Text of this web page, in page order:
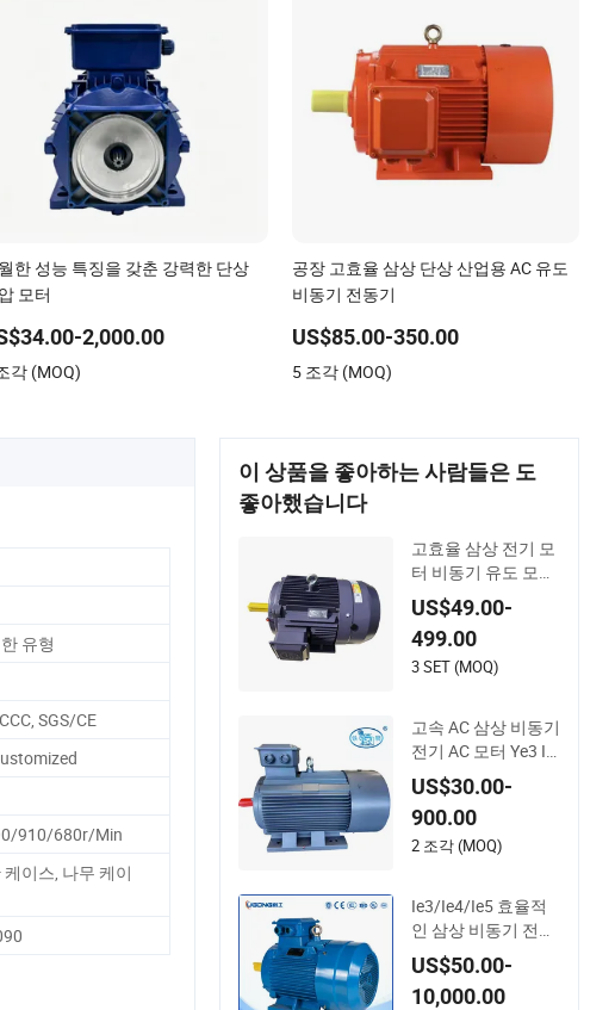
한 성능 특징을 갖춘 강력한 단상
모터
2,000.00
각 (MOQ)
공장 고효율 삼상 단상 산업용 AC 유도
비동기 전동기
US$85.00-350.00
5 조각 (MOQ)
유형
SGS/CE
910/680r/Min
케이스, 나무 케이
이 상품을 좋아하는 사람들은 도
좋아했습니다
고효율 삼상 전기 모
터 비동기 유도 모터
소형 전기 모터
US$49.00-
499.00
3 SET (MOQ)
고속 AC 삼상 비동기
전기 AC 모터 Ye3 Ie
3 시리즈 50Hz 380V
US$30.00-
900.00
2 조각 (MOQ)
Ie3/Ie4/Ie5 효율적
인 삼상 비동기 전기
AC 모터 유도 경쟁
가격
US$50.00-
10,000.00